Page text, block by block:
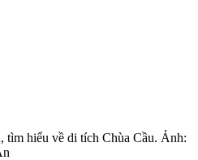
tìm hiểu về di tích Chùa Cầu. Ảnh: